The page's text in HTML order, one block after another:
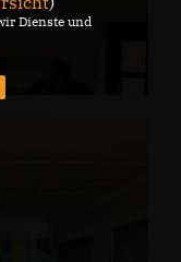
Dienste und